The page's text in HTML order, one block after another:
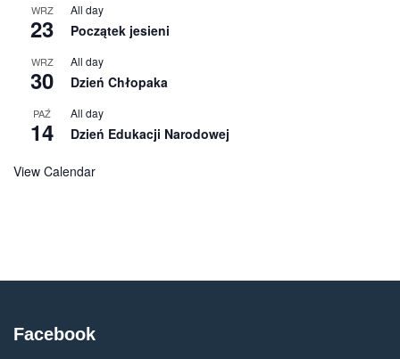
WRZ
23
All day
Początek jesieni
WRZ
30
All day
Dzień Chłopaka
PAŹ
14
All day
Dzień Edukacji Narodowej
View Calendar
Facebook